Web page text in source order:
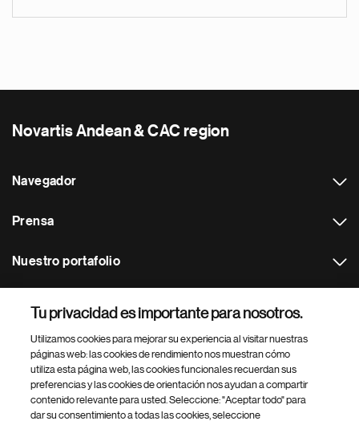
Novartis Andean & CAC region
Navegador
Prensa
Nuestro portafolio
Footer Site Search
Tu privacidad es importante para nosotros.
Utilizamos cookies para mejorar su experiencia al visitar nuestras
páginas web: las cookies de rendimiento nos muestran cómo
utiliza esta página web, las cookies funcionales recuerdan sus
preferencias y las cookies de orientación nos ayudan a compartir
contenido relevante para usted. Seleccione: "Aceptar todo" para
dar su consentimiento a todas las cookies, seleccione